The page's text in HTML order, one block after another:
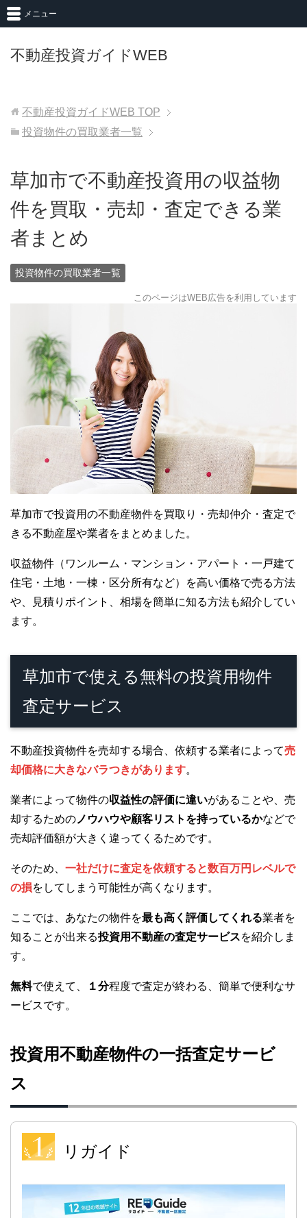
不動産投資ガイドWEB
メニュー
不動産投資ガイドWEB TOP
投資物件の買取業者一覧
草加市で不動産投資用の収益物
件を買取・売却・査定できる業
者まとめ
投資物件の買取業者一覧
このページはWEB広告を利用しています
草加市で投資用の不動産物件を買取り・売却仲介・査定で
きる不動産屋や業者をまとめました。
収益物件（ワンルーム・マンション・アパート・一戸建て
住宅・土地・一棟・区分所有など）を高い価格で売る方法
や、見積りポイント、相場を簡単に知る方法も紹介してい
ます。
草加市で使える無料の投資用物件
査定サービス
不動産投資物件を売却する場合、依頼する業者によって売
却価格に大きなバラつきがあります。
業者によって物件の収益性の評価に違いがあることや、売
却するためのノウハウや顧客リストを持っているかなどで
売却評価額が大きく違ってくるためです。
そのため、 一社だけに査定を依頼すると数百万円レベルで
の損をしてしまう可能性が高くなります。
ここでは、あなたの物件を最も高く評価してくれる業者を
知ることが出来る投資用不動産の査定サービスを紹介しま
す。
無料で使えて、 １分程度で査定が終わる、簡単で便利なサ
ービスです。
投資用不動産物件の一括査定サービ
ス
リガイド